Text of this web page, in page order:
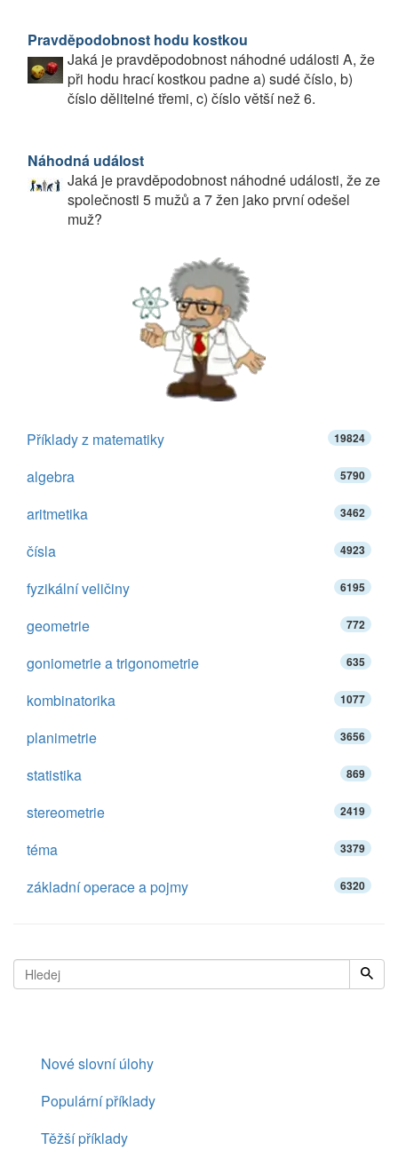
Pravděpodobnost hodu kostkou
Jaká je pravděpodobnost náhodné události A, že
při hodu hrací kostkou padne a) sudé číslo, b)
číslo dělitelné třemi, c) číslo větší než 6.
Náhodná událost
Jaká je pravděpodobnost náhodné události, že ze
společnosti 5 mužů a 7 žen jako první odešel
muž?
Příklady z matematiky 19824
algebra 5790
aritmetika 3462
čísla 4923
fyzikální veličiny 6195
geometrie 772
goniometrie a trigonometrie 635
kombinatorika 1077
planimetrie 3656
statistika 869
stereometrie 2419
téma 3379
základní operace a pojmy 6320
Nové slovní úlohy
Populární příklady
Těžší příklady